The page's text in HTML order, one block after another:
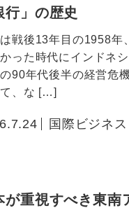
行」の歴史
戦後13年目の1958年
った時代にインドネ
90年代後半の経営危
、な […]
国際ビジネス
が重視すべき東